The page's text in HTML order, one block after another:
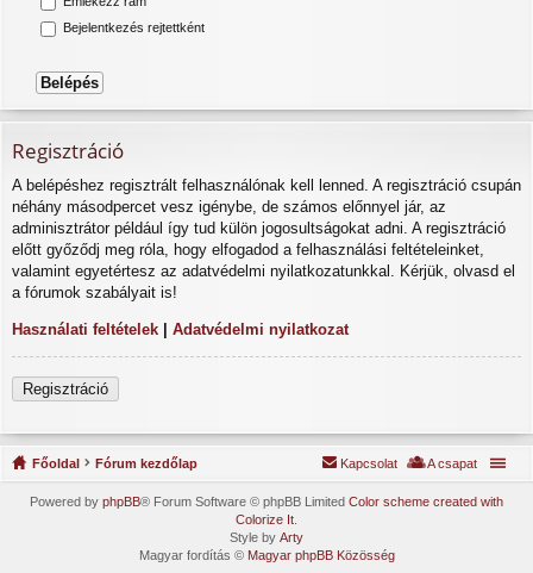
Bejelentkezés rejtettként
Regisztráció
A belépéshez regisztrált felhasználónak kell lenned. A regisztráció csupán
néhány másodpercet vesz igénybe, de számos előnnyel jár, az
adminisztrátor például így tud külön jogosultságokat adni. A regisztráció
előtt győződj meg róla, hogy elfogadod a felhasználási feltételeinket,
valamint egyetértesz az adatvédelmi nyilatkozatunkkal. Kérjük, olvasd el
a fórumok szabályait is!
Használati feltételek | Adatvédelmi nyilatkozat
Regisztráció
Főoldal Fórum kezdőlap A csapat
Kapcsolat
Powered by phpBB® Forum Software © phpBB Limited Color scheme created with
Colorize It
Style by Arty
Magyar fordítás © Magyar phpBB Közösség